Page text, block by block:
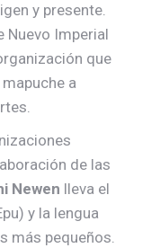
y presente.
Nuevo Imperial
que
a
de las
Newen lleva el
y la lengua
más pequeños.